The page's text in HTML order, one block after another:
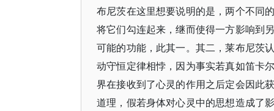
布尼茨在这里想要说明的是，两个不同
将它们勾连起来，继而使得一方影响到
可能的功能，此其一。其二，莱布尼茨
动守恒定律相悖，因为事实若真如笛卡
界在接收到了心灵的作用之后定会因此
道理，假若身体对心灵中的思想造成了